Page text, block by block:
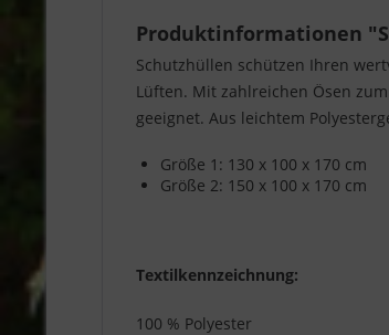
Produktinformationen
Schutzhüllen schützen Ihren
Lüften. Mit zahlreichen Ösen
geeignet. Aus leichtem
Größe 1: 130 x 100 x 170 cm
Größe 2: 150 x 100 x 170 cm
Textilkennzeichnung:
100 % Polyester